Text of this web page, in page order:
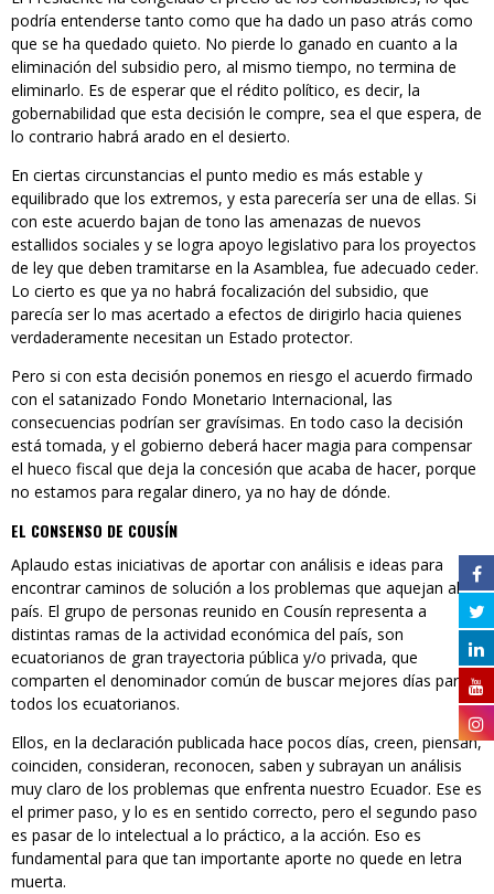
podría entenderse tanto como que ha dado un paso atrás como
que se ha quedado quieto. No pierde lo ganado en cuanto a la
eliminación del subsidio pero, al mismo tiempo, no termina de
eliminarlo. Es de esperar que el rédito político, es decir, la
gobernabilidad que esta decisión le compre, sea el que espera, de
lo contrario habrá arado en el desierto.
En ciertas circunstancias el punto medio es más estable y
equilibrado que los extremos, y esta parecería ser una de ellas. Si
con este acuerdo bajan de tono las amenazas de nuevos
estallidos sociales y se logra apoyo legislativo para los proyectos
de ley que deben tramitarse en la Asamblea, fue adecuado ceder.
Lo cierto es que ya no habrá focalización del subsidio, que
parecía ser lo mas acertado a efectos de dirigirlo hacia quienes
verdaderamente necesitan un Estado protector.
Pero si con esta decisión ponemos en riesgo el acuerdo firmado
con el satanizado Fondo Monetario Internacional, las
consecuencias podrían ser gravísimas. En todo caso la decisión
está tomada, y el gobierno deberá hacer magia para compensar
el hueco fiscal que deja la concesión que acaba de hacer, porque
no estamos para regalar dinero, ya no hay de dónde.
EL CONSENSO DE COUSÍN
Aplaudo estas iniciativas de aportar con análisis e ideas para
encontrar caminos de solución a los problemas que aquejan al
país. El grupo de personas reunido en Cousín representa a
distintas ramas de la actividad económica del país, son
ecuatorianos de gran trayectoria pública y/o privada, que
comparten el denominador común de buscar mejores días para
todos los ecuatorianos.
Ellos, en la declaración publicada hace pocos días, creen, piensan,
coinciden, consideran, reconocen, saben y subrayan un análisis
muy claro de los problemas que enfrenta nuestro Ecuador. Ese es
el primer paso, y lo es en sentido correcto, pero el segundo paso
es pasar de lo intelectual a lo práctico, a la acción. Eso es
fundamental para que tan importante aporte no quede en letra
muerta.